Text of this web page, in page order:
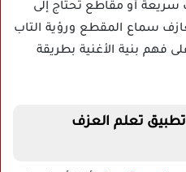
سريعة أو مقاطع تحتاج إلى
سماع المقطع ورؤية التاب
فهم بنية الأغنية بطريقة
تعلم العزف